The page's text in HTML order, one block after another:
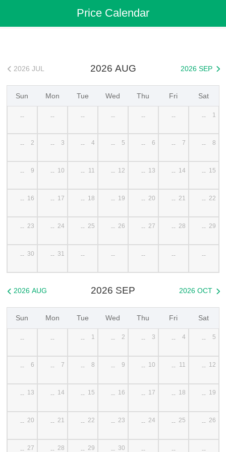
Shanghai to Songyuan Cheap Flights
Price Calendar
2026 AUG
 2026 JUL 2026 SEP 
Sun Mon Tue Wed Thu Fri Sat
-- -- -- -- -- -- -- 1
-- 2 -- 3 -- 4 -- 5 -- 6 -- 7 -- 8
-- 9 -- 10 -- 11 -- 12 -- 13 -- 14 -- 15
-- 16 -- 17 -- 18 -- 19 -- 20 -- 21 -- 22
-- 23 -- 24 -- 25 -- 26 -- 27 -- 28 -- 29
-- 30 -- 31 -- -- -- -- --
2026 SEP
 2026 AUG 2026 OCT 
Sun Mon Tue Wed Thu Fri Sat
-- -- -- 1 -- 2 -- 3 -- 4 -- 5
-- 6 -- 7 -- 8 -- 9 -- 10 -- 11 -- 12
-- 13 -- 14 -- 15 -- 16 -- 17 -- 18 -- 19
-- 20 -- 21 -- 22 -- 23 -- 24 -- 25 -- 26
-- 27 -- 28 -- 29 -- 30 -- -- --